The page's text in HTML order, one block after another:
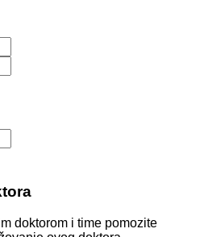
doktorom i time pomozite